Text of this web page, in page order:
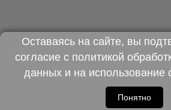
Оставаясь на сайте, вы
согласие с политикой
данныхи на использование
Понятно